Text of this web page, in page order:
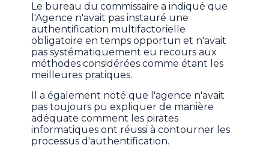
Le bureau du commissaire a indiqué que
l'Agence n'avait pas instauré une
authentification multifactorielle
obligatoire en temps opportun et n'avait
pas systématiquement eu recours aux
méthodes considérées comme étant les
meilleures pratiques.
Il a également noté que l'agence n'avait
pas toujours pu expliquer de manière
adéquate comment les pirates
informatiques ont réussi à contourner les
processus d'authentification.